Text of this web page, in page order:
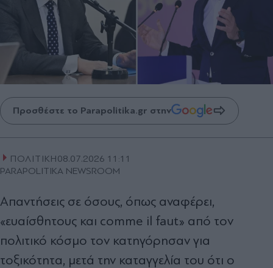
Προσθέστε το Parapolitika.gr στην
ΠΟΛΙΤΙΚΗ08.07.2026 11:11
PARAPOLITIKA NEWSROOM
Απαντήσεις σε όσους, όπως αναφέρει,
«ευαίσθητους και comme il faut» από τον
πολιτικό κόσμο τον κατηγόρησαν για
τοξικότητα, μετά την καταγγελία του ότι ο